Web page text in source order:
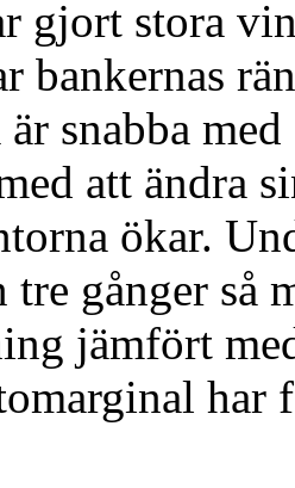
gjort stora
bankernas
snabba
att ändra
ökar.
tre gånger så
jämfört
har